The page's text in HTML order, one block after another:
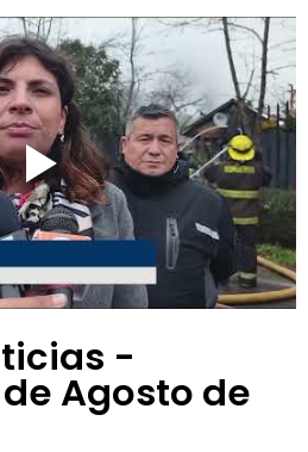
-
Agosto de